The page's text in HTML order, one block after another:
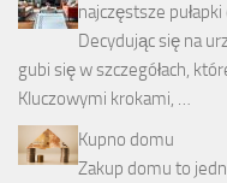
najczęstsze
Decydując się na
gubi się w szczegółach,
Kluczowymi krokami, …
Kupno domu
Zakup domu to